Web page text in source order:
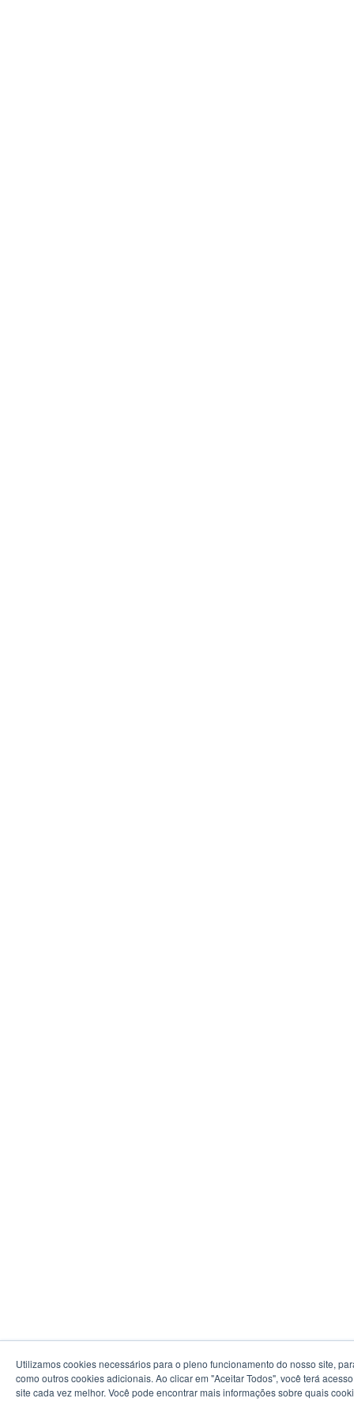
Utilizamos cookies necessários para o pleno funcionamento do nosso site,
como outros cookies adicionais. Ao clicar em "Aceitar Todos", você terá
site cada vez melhor. Você pode encontrar mais informações sobre quais